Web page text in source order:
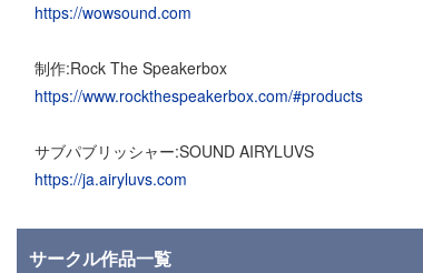
https://wowsound.com
制作:Rock The Speakerbox
https://www.rockthespeakerbox.com/#products
サブパブリッシャー:SOUND AIRYLUVS
https://ja.airyluvs.com
サークル作品一覧